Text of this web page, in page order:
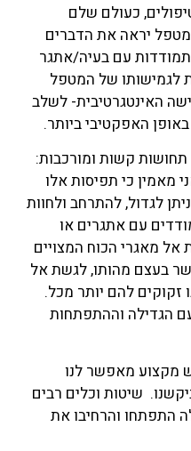
כעולם שלם
יראה את הדברים
עם בעיה/אתגר
לגמישותו של המטפל
האינטגרטיבית- לשלב
האפקטיבי ביותר.
קשות ומורכבות:
מאמין כי תפיסות אלו
לגדול, להתרחב ולחוות
עם אתגרים או
מאגרי הכוח המצויים
בעצם מהותו, לגשת אל
זקוקים להם יותר מכל.
הגדילה וההתפתחות
מקצוע מאפשר לנו
שיטות וכלים רבים
התפתחו והרחיבו את